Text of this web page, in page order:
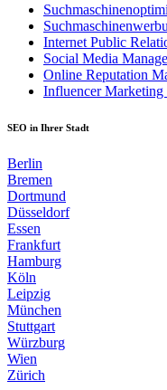
Internet Public
Social Media
Online Reputation
Influencer
SEO in Ihrer Stadt
Berlin
Bremen
Dortmund
Düsseldorf
Essen
Frankfurt
Hamburg
Köln
Leipzig
München
Stuttgart
Würzburg
Wien
Zürich